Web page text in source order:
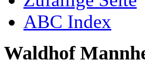
ABC Index
Waldhof